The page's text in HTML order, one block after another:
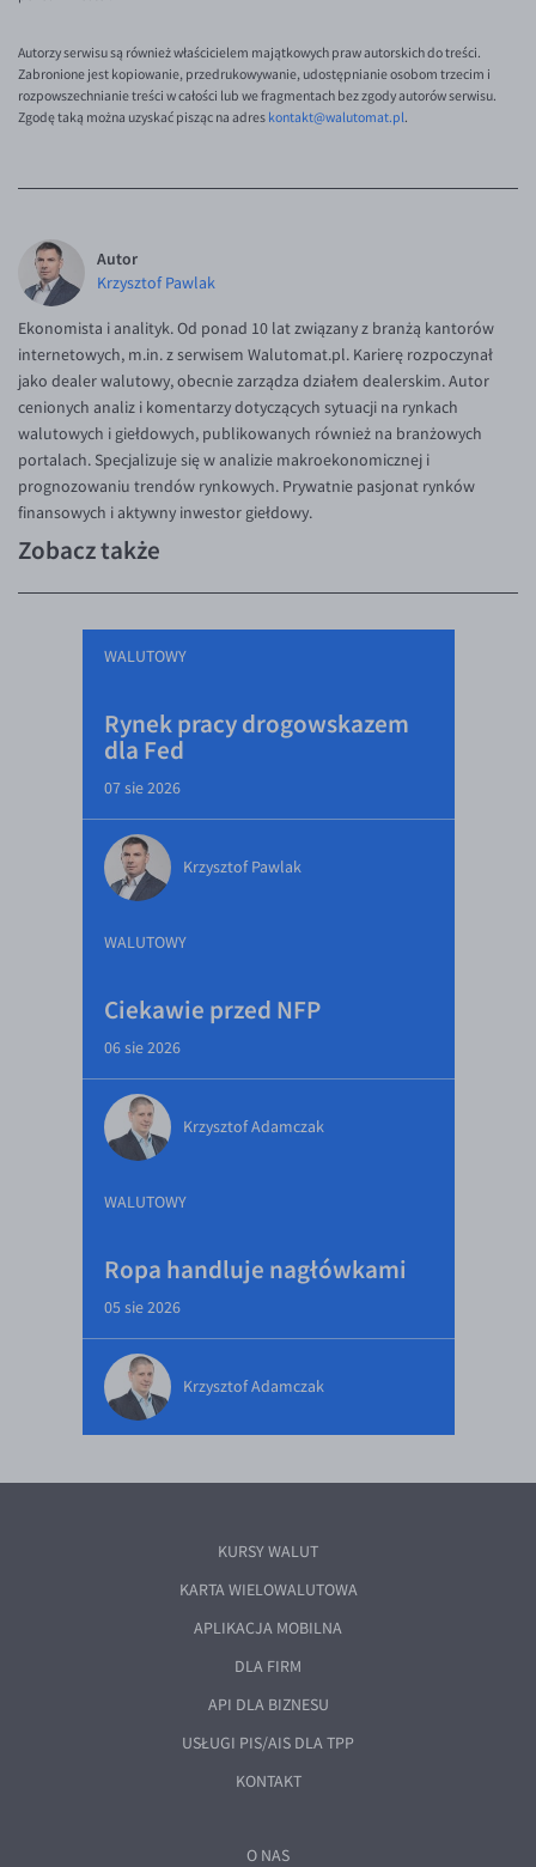
Autorzy serwisu są również właścicielem majątkowych praw autorskich do treści.
Zabronione jest kopiowanie, przedrukowywanie, udostępnianie osobom trzecim i
rozpowszechnianie treści w całości lub we fragmentach bez zgody autorów serwisu.
Zgodę taką można uzyskać pisząc na adres kontakt@walutomat.pl.
Autor
Krzysztof Pawlak
Ekonomista i analityk. Od ponad 10 lat związany z branżą kantorów
internetowych, m.in. z serwisem Walutomat.pl. Karierę rozpoczynał
jako dealer walutowy, obecnie zarządza działem dealerskim. Autor
cenionych analiz i komentarzy dotyczących sytuacji na rynkach
walutowych i giełdowych, publikowanych również na branżowych
portalach. Specjalizuje się w analizie makroekonomicznej i
prognozowaniu trendów rynkowych. Prywatnie pasjonat rynków
finansowych i aktywny inwestor giełdowy.
Zobacz także
WALUTOWY
Rynek pracy drogowskazem
dla Fed
07 sie 2026
Krzysztof Pawlak
WALUTOWY
Ciekawie przed NFP
06 sie 2026
Krzysztof Adamczak
WALUTOWY
Ropa handluje nagłówkami
05 sie 2026
Krzysztof Adamczak
KURSY WALUT
KARTA WIELOWALUTOWA
APLIKACJA MOBILNA
DLA FIRM
API DLA BIZNESU
USŁUGI PIS/AIS DLA TPP
KONTAKT
O NAS